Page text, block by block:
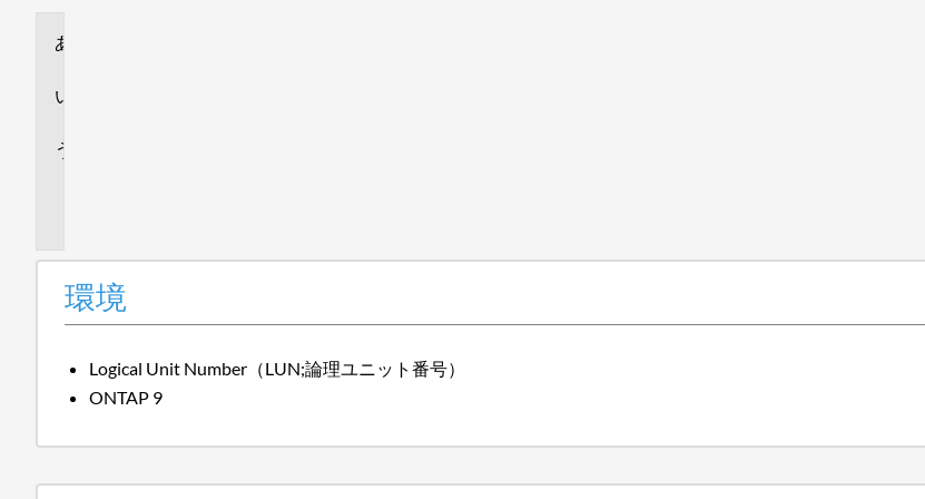
環境
Logical Unit Number（LUN;論理ユニット番号）
ONTAP 9